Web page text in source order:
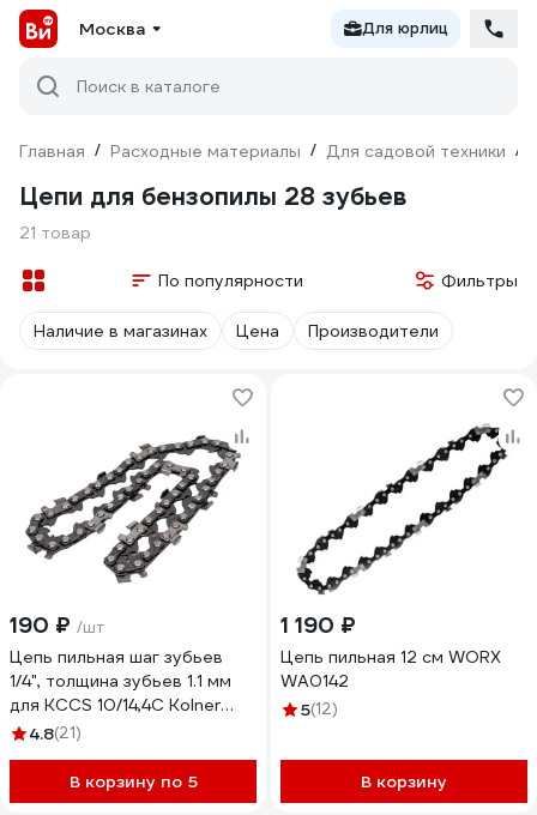
Москва Для юрлиц
Поиск в каталоге
Главная / Расходные материалы / Для садовой техники /
Цепи для бензопилы 28 зубьев
21 товар
По популярности Фильтры
Наличие в магазинах Цена Производители
190 ₽ /шт
Цепь пильная шаг зубьев
1/4", толщина зубьев 1.1 мм
для KСCS 10/14,4С Kolner
8101400028
4.8(21)
В корзину по 5
1 190 ₽
Цепь пильная 12 см WORX
WA0142
5(12)
В корзину